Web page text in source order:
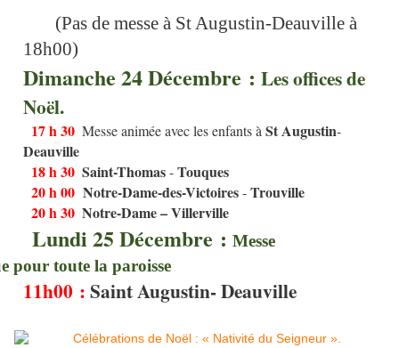
(Pas de messe à St Augustin-Deauville à
18h00)
Dimanche 24 Décembre : Les offices de
Noël.
17 h 30 Messe animée avec les enfants à St Augustin-
Deauville
18 h 30 Saint-Thomas-Touques
20 h 00 Notre-Dame-des-Victoires-Trouville
20 h 30 Notre-Dame – Villerville
Lundi 25 Décembre : Messe
pour toute la paroisse
11h00 :Saint Augustin- Deauville